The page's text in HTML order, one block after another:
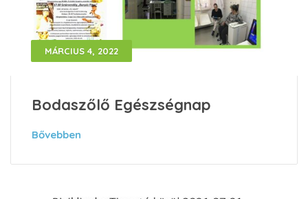
MÁRCIUS 4, 2022
Bodaszőlő Egészségnap
Bővebben